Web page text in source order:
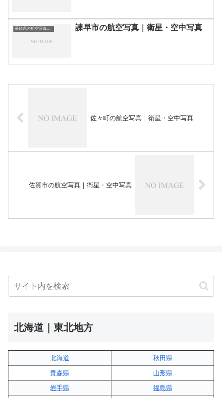
長崎県の航空写真・空中写真 諫早市の航空写真｜衛星・空中写真
佐々町の航空写真｜衛星・空中写真
佐賀市の航空写真｜衛星・空中写真
北海道｜東北地方
北海道
秋田県
青森県
山形県
岩手県
福島県